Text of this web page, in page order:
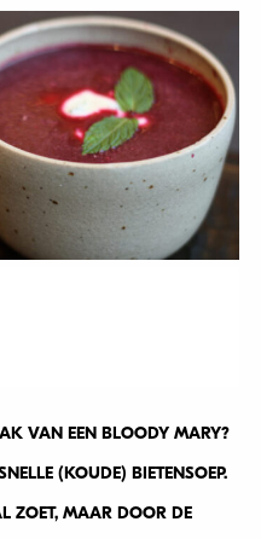
VAN EEN BLOODY MARY?
(KOUDE) BIETENSOEP.
ZOET, MAAR DOOR DE